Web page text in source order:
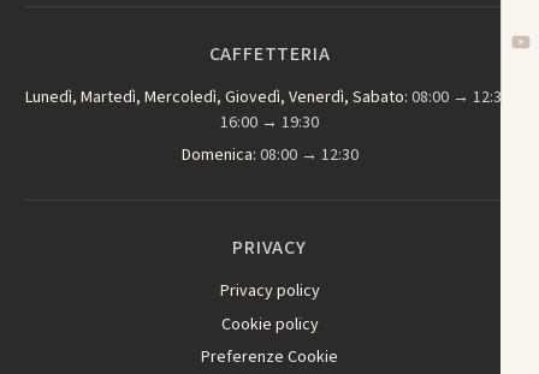
CAFFETTERIA
Lunedì, Martedì, Mercoledì, Giovedì, Venerdì, Sabato: 08:00 → 12:30,
16:00 → 19:30
Domenica: 08:00 → 12:30
PRIVACY
Privacy policy
Cookie policy
Preferenze Cookie